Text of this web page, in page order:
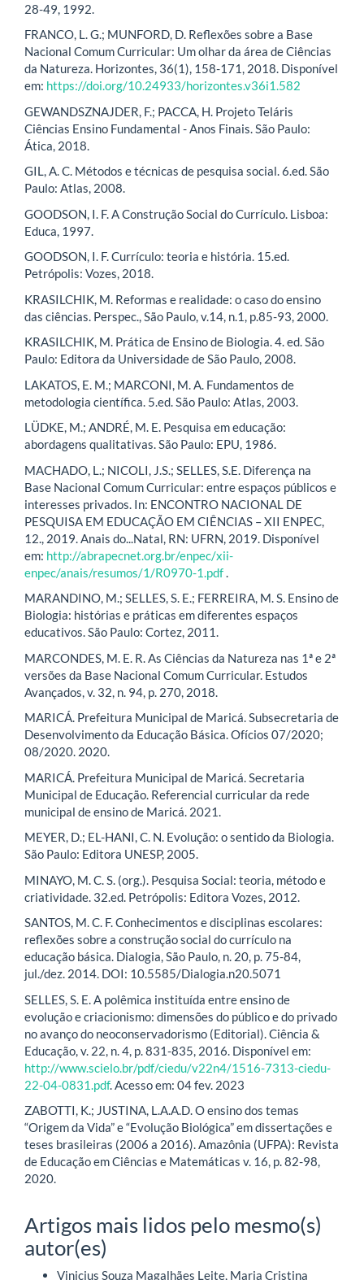
28-49, 1992.
FRANCO, L. G.; MUNFORD, D. Reflexões sobre a Base
Nacional Comum Curricular: Um olhar da área de Ciências
da Natureza. Horizontes, 36(1), 158-171, 2018. Disponível
em: https://doi.org/10.24933/horizontes.v36i1.582
GEWANDSZNAJDER, F.; PACCA, H. Projeto Teláris
Ciências Ensino Fundamental - Anos Finais. São Paulo:
Ática, 2018.
GIL, A. C. Métodos e técnicas de pesquisa social. 6.ed. São
Paulo: Atlas, 2008.
GOODSON, I. F. A Construção Social do Currículo. Lisboa:
Educa, 1997.
GOODSON, I. F. Currículo: teoria e história. 15.ed.
Petrópolis: Vozes, 2018.
KRASILCHIK, M. Reformas e realidade: o caso do ensino
das ciências. Perspec., São Paulo, v.14, n.1, p.85-93, 2000.
KRASILCHIK, M. Prática de Ensino de Biologia. 4. ed. São
Paulo: Editora da Universidade de São Paulo, 2008.
LAKATOS, E. M.; MARCONI, M. A. Fundamentos de
metodologia científica. 5.ed. São Paulo: Atlas, 2003.
LÜDKE, M.; ANDRÉ, M. E. Pesquisa em educação:
abordagens qualitativas. São Paulo: EPU, 1986.
MACHADO, L.; NICOLI, J.S.; SELLES, S.E. Diferença na
Base Nacional Comum Curricular: entre espaços públicos e
interesses privados. In: ENCONTRO NACIONAL DE
PESQUISA EM EDUCAÇÃO EM CIÊNCIAS – XII ENPEC,
12., 2019. Anais do...Natal, RN: UFRN, 2019. Disponível
em: http://abrapecnet.org.br/enpec/xii-
enpec/anais/resumos/1/R0970-1.pdf.
MARANDINO, M.; SELLES, S. E.; FERREIRA, M. S. Ensino de
Biologia: histórias e práticas em diferentes espaços
educativos. São Paulo: Cortez, 2011.
MARCONDES, M. E. R. As Ciências da Natureza nas 1ª e 2ª
versões da Base Nacional Comum Curricular. Estudos
Avançados, v. 32, n. 94, p. 270, 2018.
MARICÁ. Prefeitura Municipal de Maricá. Subsecretaria de
Desenvolvimento da Educação Básica. Ofícios 07/2020;
08/2020. 2020.
MARICÁ. Prefeitura Municipal de Maricá. Secretaria
Municipal de Educação. Referencial curricular da rede
municipal de ensino de Maricá. 2021.
MEYER, D.; EL-HANI, C. N. Evolução: o sentido da Biologia.
São Paulo: Editora UNESP, 2005.
MINAYO, M. C. S. (org.). Pesquisa Social: teoria, método e
criatividade. 32.ed. Petrópolis: Editora Vozes, 2012.
SANTOS, M. C. F. Conhecimentos e disciplinas escolares:
reflexões sobre a construção social do currículo na
educação básica. Dialogia, São Paulo, n. 20, p. 75-84,
jul./dez. 2014. DOI: 10.5585/Dialogia.n20.5071
SELLES, S. E. A polêmica instituída entre ensino de
evolução e criacionismo: dimensões do público e do privado
no avanço do neoconservadorismo (Editorial). Ciência &
Educação, v. 22, n. 4, p. 831-835, 2016. Disponível em:
http://www.scielo.br/pdf/ciedu/v22n4/1516-7313-ciedu-
22-04-0831.pdf. Acesso em: 04 fev. 2023
ZABOTTI, K.; JUSTINA, L.A.A.D. O ensino dos temas
“Origem da Vida” e “Evolução Biológica” em dissertações e
teses brasileiras (2006 a 2016). Amazônia (UFPA): Revista
de Educação em Ciências e Matemáticas v. 16, p. 82-98,
2020.
Artigos mais lidos pelo mesmo(s)
autor(es)
Vinicius Souza Magalhães Leite, Maria Cristina